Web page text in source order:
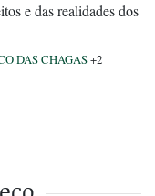
e das realidades dos
DAS CHAGAS+2